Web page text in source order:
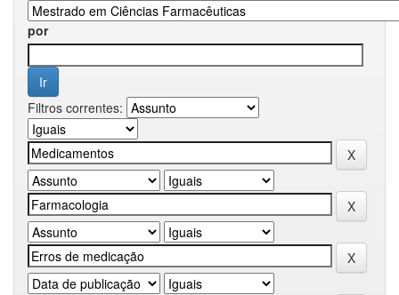
por
Filtros correntes: